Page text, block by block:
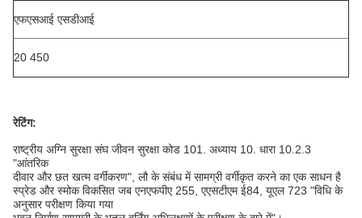
एफएसआई एसडीआई
20 450
रेटिंग:
राष्ट्रीय अग्नि सुरक्षा संघ जीवन सुरक्षा कोड 101. अध्याय 10. धारा 10.2.3
"आंतरिक
दीवार और छत खत्म वर्गीकरण", लौ के संबंध में सामग्री वर्गीकृत करने का एक साधन है
स्प्रेड और स्मोक विकसित जब एनएफपीए 255, एएसटीएम ई84, यूएल 723 "विधि के
अनुसार परीक्षण किया गया